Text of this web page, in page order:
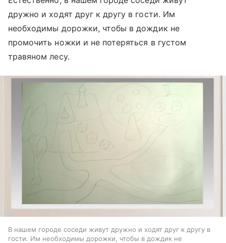
дружно и ходят друг к другу в гости. Им
необходимы дорожки, чтобы в дождик не
промочить ножки и не потеряться в густом
травяном лесу.
В нашем городе соседи живут дружно и ходят друг к другу в
гости. Им необходимы дорожки, чтобы в дождик не